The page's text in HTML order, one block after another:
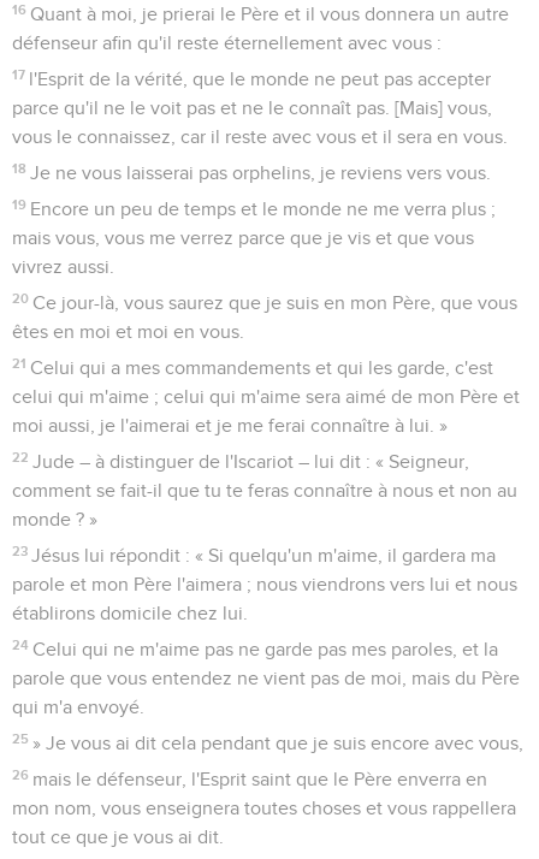
16 Quant à moi, je prierai le Père et il vous donnera un autre
défenseur afin qu'il reste éternellement avec vous :
17 l'Esprit de la vérité, que le monde ne peut pas accepter
parce qu'il ne le voit pas et ne le connaît pas. [Mais] vous,
vous le connaissez, car il reste avec vous et il sera en vous.
18 Je ne vous laisserai pas orphelins, je reviens vers vous.
19 Encore un peu de temps et le monde ne me verra plus ;
mais vous, vous me verrez parce que je vis et que vous
vivrez aussi.
20 Ce jour-là, vous saurez que je suis en mon Père, que vous
êtes en moi et moi en vous.
21 Celui qui a mes commandements et qui les garde, c'est
celui qui m'aime ; celui qui m'aime sera aimé de mon Père et
moi aussi, je l'aimerai et je me ferai connaître à lui. »
22 Jude – à distinguer de l'Iscariot – lui dit : « Seigneur,
comment se fait-il que tu te feras connaître à nous et non au
monde ? »
23 Jésus lui répondit : « Si quelqu'un m'aime, il gardera ma
parole et mon Père l'aimera ; nous viendrons vers lui et nous
établirons domicile chez lui.
24 Celui qui ne m'aime pas ne garde pas mes paroles, et la
parole que vous entendez ne vient pas de moi, mais du Père
qui m'a envoyé.
25 » Je vous ai dit cela pendant que je suis encore avec vous,
26 mais le défenseur, l'Esprit saint que le Père enverra en
mon nom, vous enseignera toutes choses et vous rappellera
tout ce que je vous ai dit.